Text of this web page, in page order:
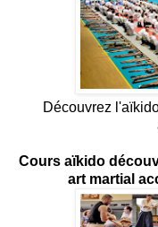
Découvrez
Cours aïkido
art martial